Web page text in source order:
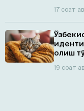
17 соат
олиш
19 соат